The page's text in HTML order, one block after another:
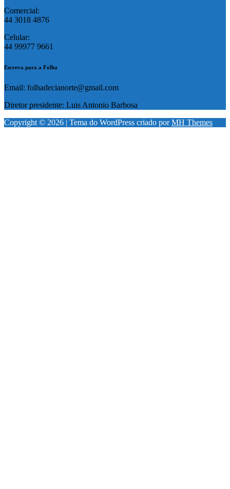
Comercial:
44 3018 4876
Celular:
44 99977 9661
Escreva para a Folha
Email: folhadecianorte@gmail.com
Diretor presidente: Luis Antonio Barbosa
Copyright © 2026 | Tema do WordPress criado porMH Themes